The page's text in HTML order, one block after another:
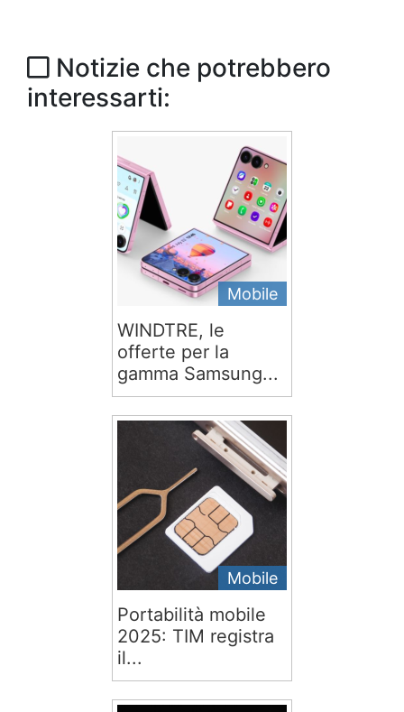
Notizie che potrebbero
interessarti:
Mobile
WINDTRE, le
offerte per la
gamma Samsung...
Mobile
Portabilità mobile
2025: TIM registra
il...